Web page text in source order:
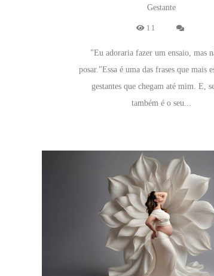
Gestante
11
"Eu adoraria fazer um ensaio, mas
posar."Essa é uma das frases que mais
gestantes que chegam até mim. E,
também é o seu...